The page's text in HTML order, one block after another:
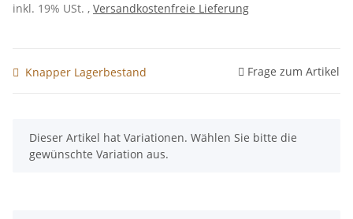
inkl. 19% USt. , Versandkostenfreie Lieferung
Knapper Lagerbestand Frage zum Artikel
x
Dieser Artikel hat Variationen. Wählen Sie bitte die
gewünschte Variation aus.